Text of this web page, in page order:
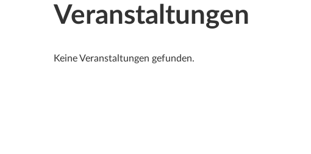
Veranstaltungen
Keine Veranstaltungen gefunden.